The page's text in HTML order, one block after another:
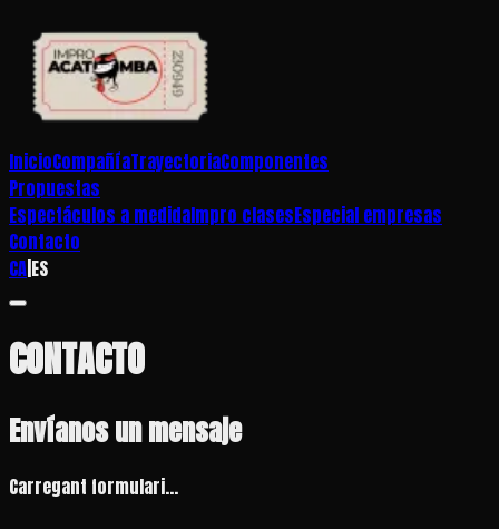
InicioCompañíaTrayectoriaComponentes
Propuestas
Espectáculos a medidaImpro clasesEspecial empresas
Contacto
CA|ES
CONTACTO
Envíanos un mensaje
Carregant formulari...